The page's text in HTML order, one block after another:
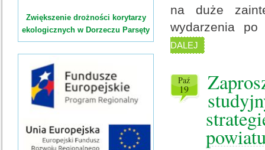
na duże
wydarzenia po
DALEJ
paź
19
Zwiększenie drożności korytarzy
ekologicznych w Dorzeczu Parsęty